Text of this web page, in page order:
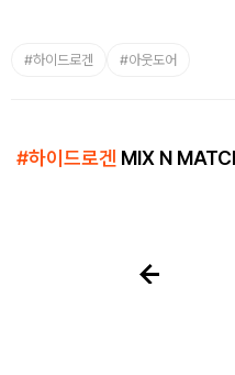
#하이드로겐 #아웃도어
#하이드로겐 MIX N